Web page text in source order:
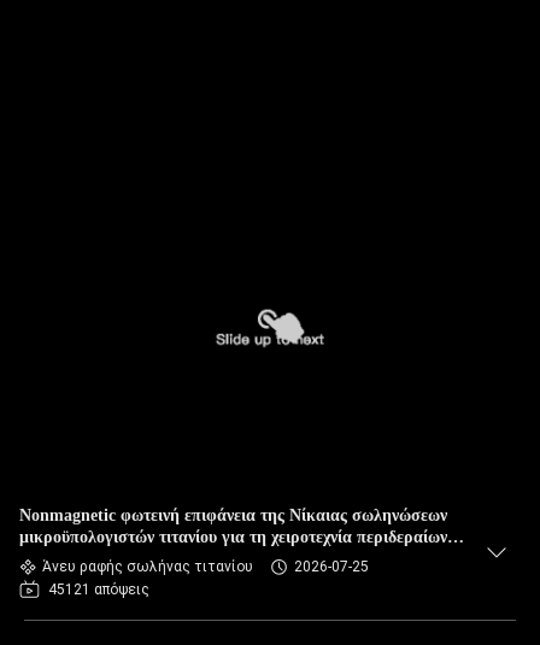
Nonmagnetic φωτεινή επιφάνεια της Νίκαιας σωληνώσεων
μικροϋπολογιστών τιτανίου για τη χειροτεχνία περιδεραίων
δαχτυλιδιών
Άνευ ραφής σωλήνας τιτανίου
2026-07-25
45121 απόψεις